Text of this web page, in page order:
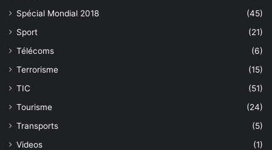
Spécial Mondial 2018
(45)
Sport
(21)
Télécoms
(6)
Terrorisme
(15)
TIC
(51)
Tourisme
(24)
Transports
(5)
Videos
(1)